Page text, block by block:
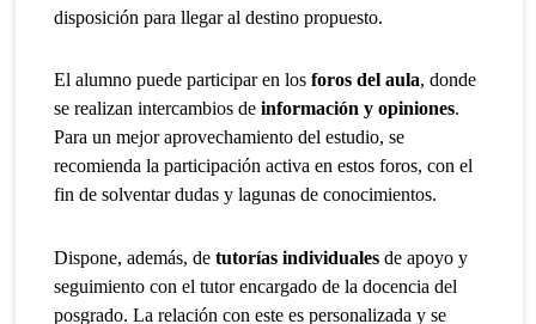
disposición para llegar al destino propuesto.
El alumno puede participar en losforos del aula, donde
se realizan intercambios deinformación y opiniones.
Para un mejor aprovechamiento del estudio, se
recomienda la participación activa en estos foros, con el
fin de solventar dudas y lagunas de conocimientos.
Dispone, además, detutorías individuales de apoyo y
seguimiento con el tutor encargado de la docencia del
posgrado. La relación con este es personalizada y se